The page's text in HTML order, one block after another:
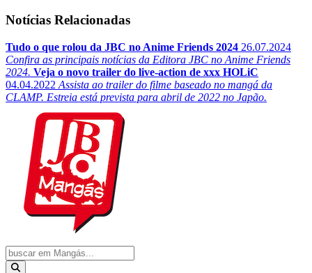
Notícias Relacionadas
Tudo o que rolou da JBC no Anime Friends 2024 26.07.2024
Confira as principais notícias da Editora JBC no Anime Friends
2024. Veja o novo trailer do live-action de xxx HOLiC
04.04.2022 Assista ao trailer do filme baseado no mangá da
CLAMP. Estreia está prevista para abril de 2022 no Japão.